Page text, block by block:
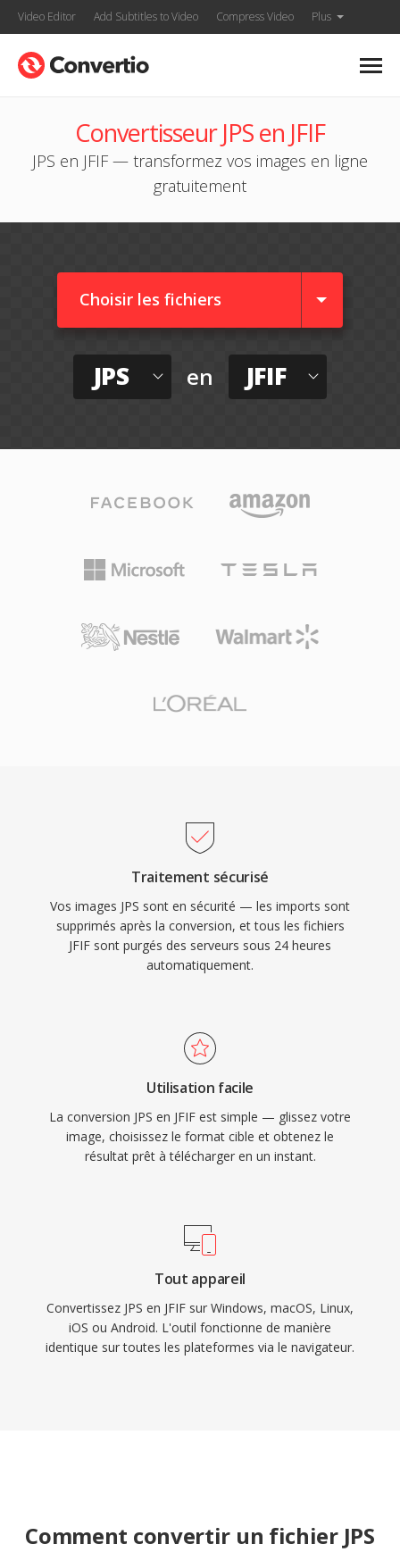
Video Editor Add Subtitles to Video Compress Video Plus
Convertisseur JPS en JFIF
JPS en JFIF — transformez vos images en ligne
gratuitement
Choisir les fichiers
JPS en JFIF
Traitement sécurisé
Vos images JPS sont en sécurité — les imports sont
supprimés après la conversion, et tous les fichiers
JFIF sont purgés des serveurs sous 24 heures
automatiquement.
Utilisation facile
La conversion JPS en JFIF est simple — glissez votre
image, choisissez le format cible et obtenez le
résultat prêt à télécharger en un instant.
Tout appareil
Convertissez JPS en JFIF sur Windows, macOS, Linux,
iOS ou Android. L'outil fonctionne de manière
identique sur toutes les plateformes via le navigateur.
Comment convertir un fichier JPS